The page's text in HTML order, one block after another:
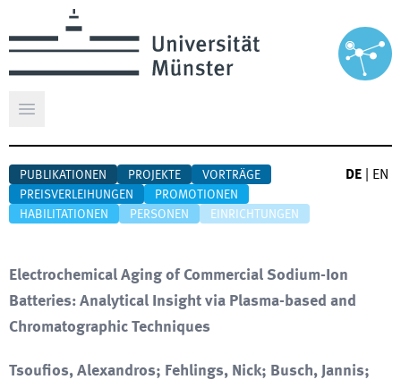
Hauptmenü öffnen
PUBLIKATIONEN PROJEKTE
VORTRÄGE
PREISVERLEIHUNGEN
PROMOTIONEN
HABILITATIONEN
PERSONEN EINRICHTUNGEN
DE EN
Electrochemical Aging of Commercial Sodium-Ion
Batteries: Analytical Insight via Plasma-based and
Chromatographic Techniques
Tsoufios, Alexandros; Fehlings, Nick; Busch, Jannis;